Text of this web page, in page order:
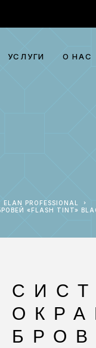
УСЛУГИ О НАС
ELAN PROFESSIONAL
«FLASH TINT»